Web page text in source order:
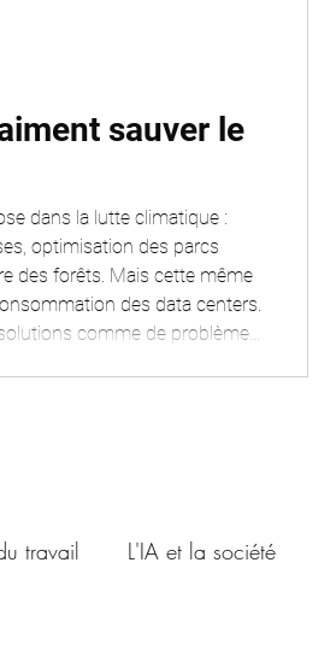
sauver le
dans la lutte climatique :
optimisation des parcs
des forêts. Mais cette même
des data centers.
comme de problèmes.
balance climatique.
travail L'IA et la société